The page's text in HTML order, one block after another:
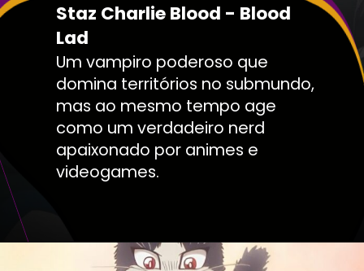
Staz Charlie Blood - Blood
Lad
Um vampiro poderoso que
domina territórios no submundo,
mas ao mesmo tempo age
como um verdadeiro nerd
apaixonado por animes e
videogames.